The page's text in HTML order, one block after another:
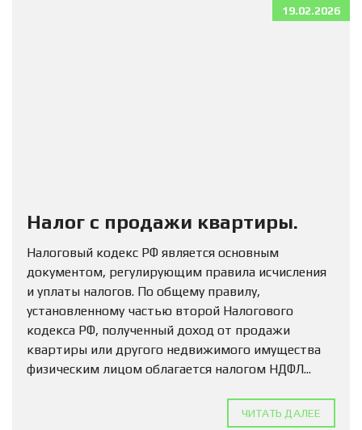
19.02.2026
Налог с продажи квартиры.
Налоговый кодекс РФ является основным
документом, регулирующим правила исчисления
и уплаты налогов. По общему правилу,
установленному частью второй Налогового
кодекса РФ, полученный доход от продажи
квартиры или другого недвижимого имущества
физическим лицом облагается налогом НДФЛ...
ЧИТАТЬ ДАЛЕЕ